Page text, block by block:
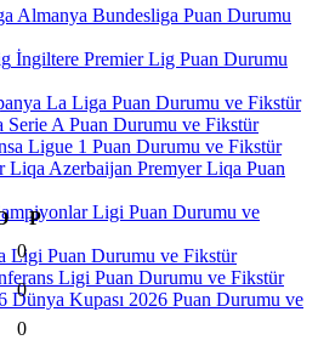
Almanya Bundesliga Puan Durumu
İngiltere Premier Lig Puan Durumu
La Liga Puan Durumu ve Fikstür
Serie A Puan Durumu ve Fikstür
Ligue 1 Puan Durumu ve Fikstür
Azerbaijan Premyer Liqa Puan
Ligi Puan Durumu ve
Ligi Puan Durumu ve Fikstür
Ligi Puan Durumu ve Fikstür
Dünya Kupası 2026 Puan Durumu ve
P
0
0
0